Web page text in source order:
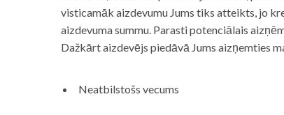
visticamāk aizdevumu Jums tiks atteikts, jo
aizdevuma summu. Parasti potenciālais
Dažkārt aizdevējs piedāvā Jums aizņemties
Neatbilstošs vecums